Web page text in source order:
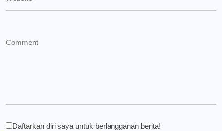
Daftarkan diri saya untuk berlangganan berita!